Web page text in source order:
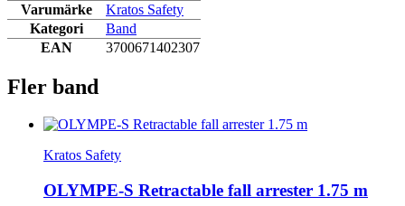
Varumärke
Kratos Safety
Kategori
Band
EAN
3700671402307
Fler band
Kratos Safety
OLYMPE-S Retractable fall arrester 1.75 m